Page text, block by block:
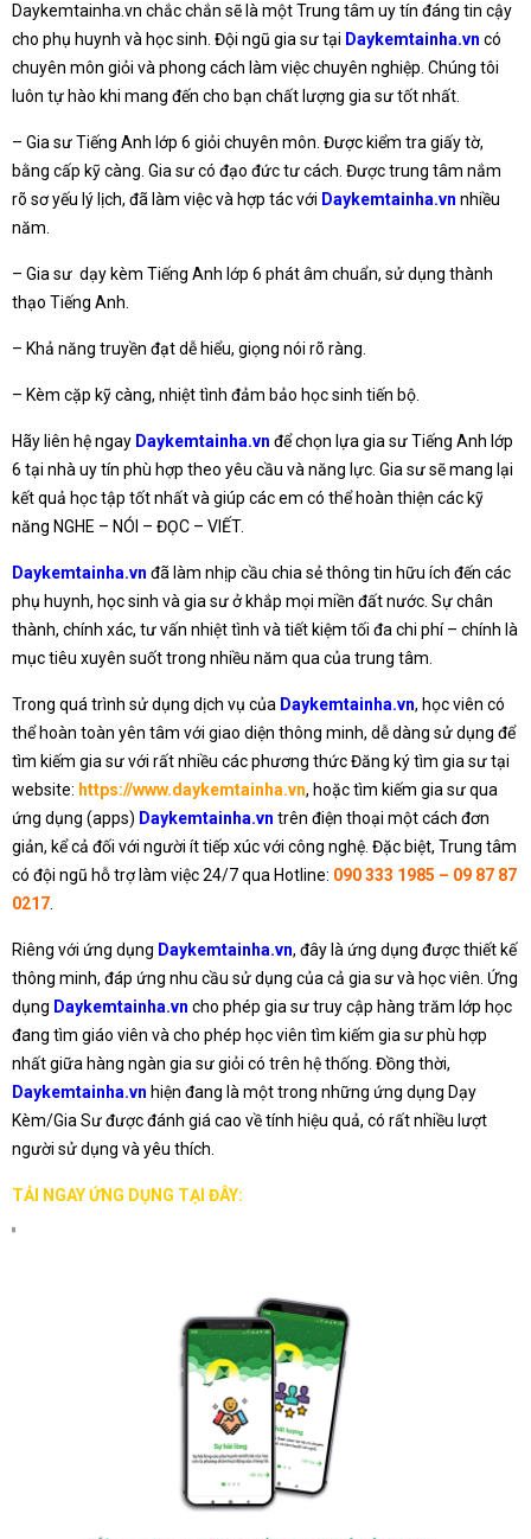
Daykemtainha.vn chắc chắn sẽ là một Trung tâm uy tín đáng tin cậy
cho phụ huynh và học sinh. Đội ngũ gia sư tại Daykemtainha.vn có
chuyên môn giỏi và phong cách làm việc chuyên nghiệp. Chúng tôi
luôn tự hào khi mang đến cho bạn chất lượng gia sư tốt nhất.
– Gia sư Tiếng Anh lớp 6 giỏi chuyên môn. Được kiểm tra giấy tờ,
bằng cấp kỹ càng. Gia sư có đạo đức tư cách. Được trung tâm nắm
rõ sơ yếu lý lịch, đã làm việc và hợp tác với Daykemtainha.vn nhiều
năm.
– Gia sư dạy kèm Tiếng Anh lớp 6 phát âm chuẩn, sử dụng thành
thạo Tiếng Anh.
– Khả năng truyền đạt dễ hiểu, giọng nói rõ ràng.
– Kèm cặp kỹ càng, nhiệt tình đảm bảo học sinh tiến bộ.
Hãy liên hệ ngay Daykemtainha.vn để chọn lựa gia sư Tiếng Anh lớp
6 tại nhà uy tín phù hợp theo yêu cầu và năng lực. Gia sư sẽ mang lại
kết quả học tập tốt nhất và giúp các em có thể hoàn thiện các kỹ
năng NGHE – NÓI – ĐỌC – VIẾT.
Daykemtainha.vn đã làm nhịp cầu chia sẻ thông tin hữu ích đến các
phụ huynh, học sinh và gia sư ở khắp mọi miền đất nước. Sự chân
thành, chính xác, tư vấn nhiệt tình và tiết kiệm tối đa chi phí – chính là
mục tiêu xuyên suốt trong nhiều năm qua của trung tâm.
Trong quá trình sử dụng dịch vụ của Daykemtainha.vn, học viên có
thể hoàn toàn yên tâm với giao diện thông minh, dễ dàng sử dụng để
tìm kiếm gia sư với rất nhiều các phương thức Đăng ký tìm gia sư tại
website: https://www.daykemtainha.vn, hoặc tìm kiếm gia sư qua
ứng dụng (apps) Daykemtainha.vn trên điện thoại một cách đơn
giản, kể cả đối với người ít tiếp xúc với công nghệ. Đặc biệt, Trung tâm
có đội ngũ hỗ trợ làm việc 24/7 qua Hotline: 090 333 1985 – 09 87 87
0217.
Riêng với ứng dụng Daykemtainha.vn, đây là ứng dụng được thiết kế
thông minh, đáp ứng nhu cầu sử dụng của cả gia sư và học viên. Ứng
dụng Daykemtainha.vn cho phép gia sư truy cập hàng trăm lớp học
đang tìm giáo viên và cho phép học viên tìm kiếm gia sư phù hợp
nhất giữa hàng ngàn gia sư giỏi có trên hệ thống. Đồng thời,
Daykemtainha.vn hiện đang là một trong những ứng dụng Dạy
Kèm/Gia Sư được đánh giá cao về tính hiệu quả, có rất nhiều lượt
người sử dụng và yêu thích.
TẢI NGAY ỨNG DỤNG TẠI ĐÂY: